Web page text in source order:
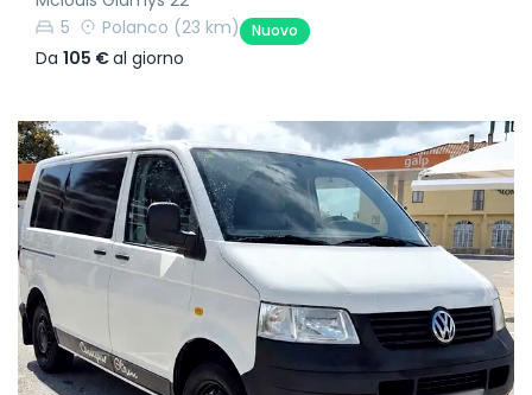
5
Polanco (23 km) Nuovo
Da 105 €al giorno